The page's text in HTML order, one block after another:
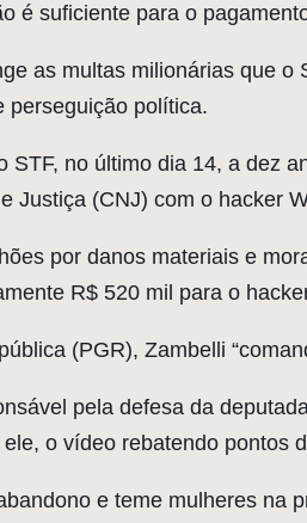
é suficiente para o
as multas milionárias que
perseguição política.
STF, no último dia 14, a dez
Justiça (CNJ) com o hacker
por danos materiais e
R$ 520 mil para o
(PGR), Zambelli
pela defesa da
o vídeo rebatendo pontos
e teme mulheres na